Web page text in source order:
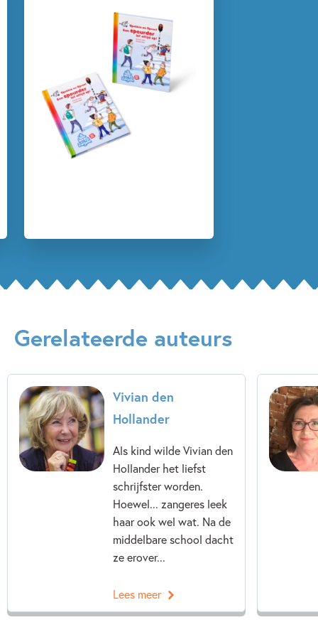
Kenmerken van dit boek
7 – 9 jaar
Beginnende lezer & AVI boeken
Detective & thrillers
Spanning
Woorden & taal
Juliette de Wit
Gerelateerde auteurs
Vivian den
Hollander
Als kind wilde Vivian den
Hollander het liefst
schrijfster worden.
Hoewel... zangeres leek
haar ook wel wat. Na de
middelbare school dacht
ze erover...
Lees meer